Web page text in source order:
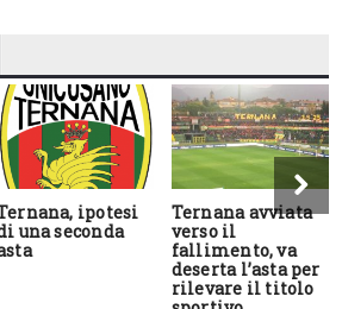
ipotesi
una seconda
Ternana avviata
verso il
fallimento, va
deserta l’asta per
rilevare il titolo